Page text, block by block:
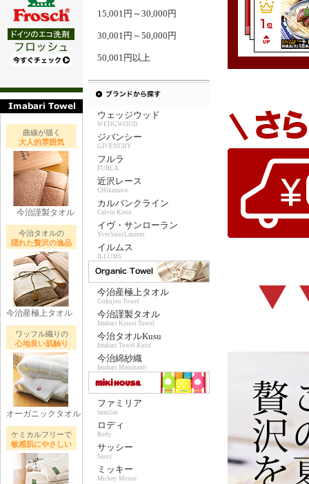
曲線が描く
大人的雰囲気
今治謹製タオル
今治タオルの
隠れた贅沢の逸品
今治産極上タオル
ワッフル織りの
心地良い肌触り
オーガニックタオル
ケミカルフリーで
敏感肌にやさしい
15,001円～30,000円
30,001円～50,000円
50,001円以上
ウェッジウッド
WEDGWOOD
ジバンシー
GIVENCHY
フルラ
FURLA
近沢レース
CHikazawa
カルバンクライン
Calvin Klein
イヴ・サンローラン
YvesSaintLaurent
イルムス
ILLUMS
今治産極上タオル
Gokujou Towel
今治謹製タオル
Imabari Kinsei Towel
今治タオルKusu
Imabari Towel Kusu
今治綿紗織
Imabari Menshaori
ファミリア
familiar
ロディ
Rody
サッシー
Sassy
ミッキー
Mickey Mouse